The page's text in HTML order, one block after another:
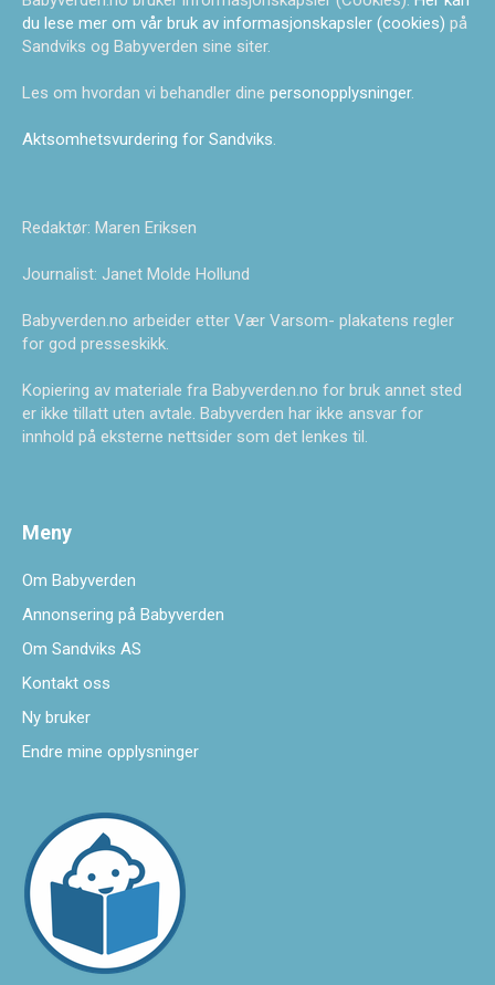
du lese mer om vår bruk av informasjonskapsler (cookies) på
Sandviks og Babyverden sine siter.
Les om hvordan vi behandler dine personopplysninger.
Aktsomhetsvurdering for Sandviks.
Redaktør: Maren Eriksen
Journalist: Janet Molde Hollund
Babyverden.no arbeider etter Vær Varsom- plakatens regler
for god presseskikk.
Kopiering av materiale fra Babyverden.no for bruk annet sted
er ikke tillatt uten avtale. Babyverden har ikke ansvar for
innhold på eksterne nettsider som det lenkes til.
Meny
Om Babyverden
Annonsering på Babyverden
Om Sandviks AS
Kontakt oss
Ny bruker
Endre mine opplysninger